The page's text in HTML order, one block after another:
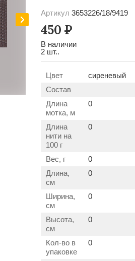
Артикул 3653226/18/9419
450 Р
В наличии
2 шт..
Цвет
сиреневый
Состав
Длина
мотка, м
0
Длина
нити на
100 г
0
Вес, г
0
Длина,
см
0
Ширина,
см
0
Высота,
см
0
Кол-во в
упаковке
0